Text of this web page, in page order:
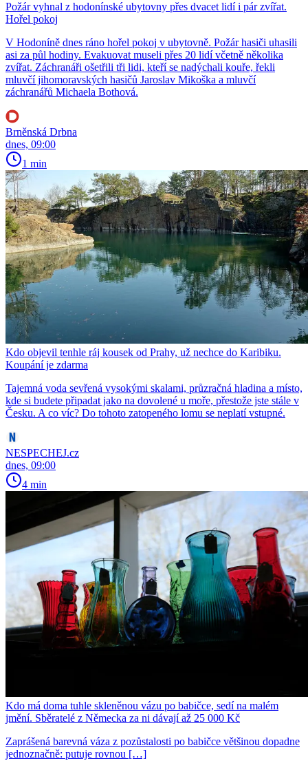
Požár vyhnal z hodonínské ubytovny přes dvacet lidí i pár zvířat.
Hořel pokoj
V Hodoníně dnes ráno hořel pokoj v ubytovně. Požár hasiči uhasili
asi za půl hodiny. Evakuovat museli přes 20 lidí včetně několika
zvířat. Záchranáři ošetřili tři lidi, kteří se nadýchali kouře, řekli
mluvčí jihomoravských hasičů Jaroslav Mikoška a mluvčí
záchranářů Michaela Bothová.
Brněnská Drbna
dnes, 09:00
1 min
Kdo objevil tenhle ráj kousek od Prahy, už nechce do Karibiku.
Koupání je zdarma
Tajemná voda sevřená vysokými skalami, průzračná hladina a místo,
kde si budete připadat jako na dovolené u moře, přestože jste stále v
Česku. A co víc? Do tohoto zatopeného lomu se neplatí vstupné.
NESPECHEJ.cz
dnes, 09:00
4 min
Kdo má doma tuhle skleněnou vázu po babičce, sedí na malém
jmění. Sběratelé z Německa za ni dávají až 25 000 Kč
Zaprášená barevná váza z pozůstalosti po babičce většinou dopadne
jednoznačně: putuje rovnou […]